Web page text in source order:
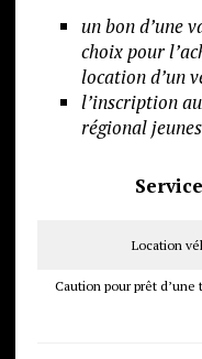
un bon d’une
choix pour
location d’un
l’inscription
régional
Location
Caution pour prêt